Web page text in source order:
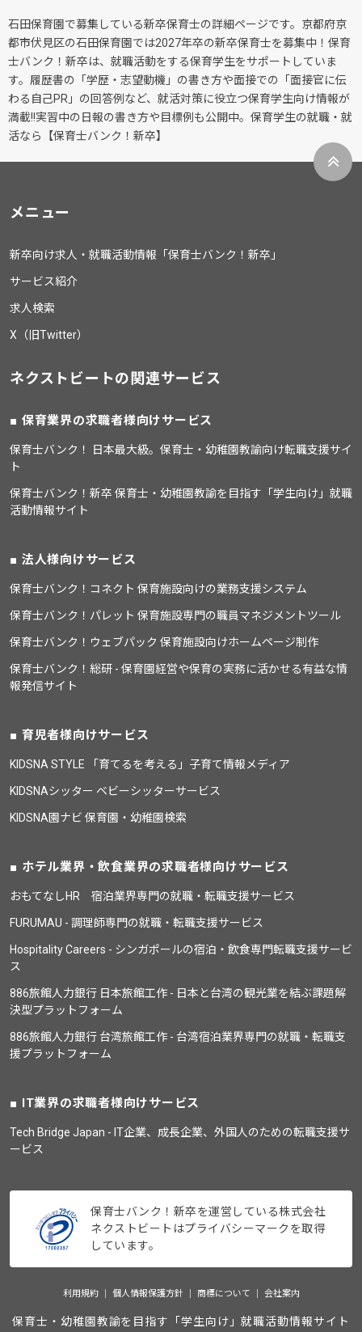
石田保育園で募集している新卒保育士の詳細ページです。京都府京
都市伏見区の石田保育園では2027年卒の新卒保育士を募集中！保育
士バンク！新卒は、就職活動をする保育学生をサポートしていま
す。履歴書の「学歴・志望動機」の書き方や面接での「面接官に伝
わる自己PR」の回答例など、就活対策に役立つ保育学生向け情報が
満載!!実習中の日報の書き方や目標例も公開中。保育学生の就職・就
活なら【保育士バンク！新卒】
メニュー
新卒向け求人・就職活動情報「保育士バンク！新卒」
サービス紹介
求人検索
X（旧Twitter）
ネクストビートの関連サービス
保育業界の求職者様向けサービス
保育士バンク！ 日本最大級。保育士・幼稚園教諭向け転職支援サイ
ト
保育士バンク！新卒 保育士・幼稚園教諭を目指す「学生向け」就職
活動情報サイト
法人様向けサービス
保育士バンク！コネクト 保育施設向けの業務支援システム
保育士バンク！パレット 保育施設専門の職員マネジメントツール
保育士バンク！ウェブパック 保育施設向けホームページ制作
保育士バンク！総研 - 保育園経営や保育の実務に活かせる有益な情
報発信サイト
育児者様向けサービス
KIDSNA STYLE 「育てるを考える」子育て情報メディア
KIDSNAシッター ベビーシッターサービス
KIDSNA園ナビ 保育園・幼稚園検索
ホテル業界・飲食業界の求職者様向けサービス
おもてなしHR 宿泊業界専門の就職・転職支援サービス
FURUMAU - 調理師専門の就職・転職支援サービス
Hospitality Careers - シンガポールの宿泊・飲食専門転職支援サービ
ス
886旅館人力銀行 日本旅館工作 - 日本と台湾の観光業を結ぶ課題解
決型プラットフォーム
886旅館人力銀行 台湾旅館工作 - 台湾宿泊業界専門の就職・転職支
援プラットフォーム
IT業界の求職者様向けサービス
Tech Bridge Japan - IT企業、成長企業、外国人のための転職支援サ
ービス
保育士バンク！新卒を運営している株式会社
ネクストビートはプライバシーマークを取得
しています。
利用規約 個人情報保護方針 商標について 会社案内
保育士・幼稚園教諭を目指す「学生向け」就職活動情報サイト